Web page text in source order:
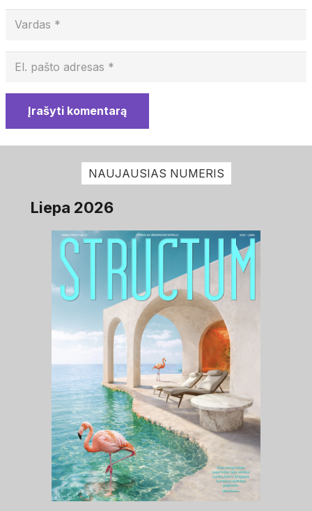
Įrašyti komentarą
NAUJAUSIAS NUMERIS
Liepa 2026